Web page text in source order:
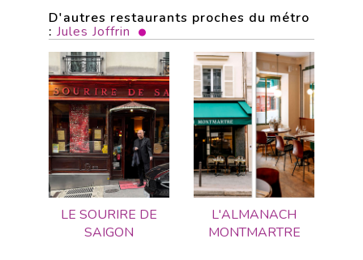
D'autres restaurants proches du métro
: Jules Joffrin
LE SOURIRE DE
SAIGON
L'ALMANACH
MONTMARTRE